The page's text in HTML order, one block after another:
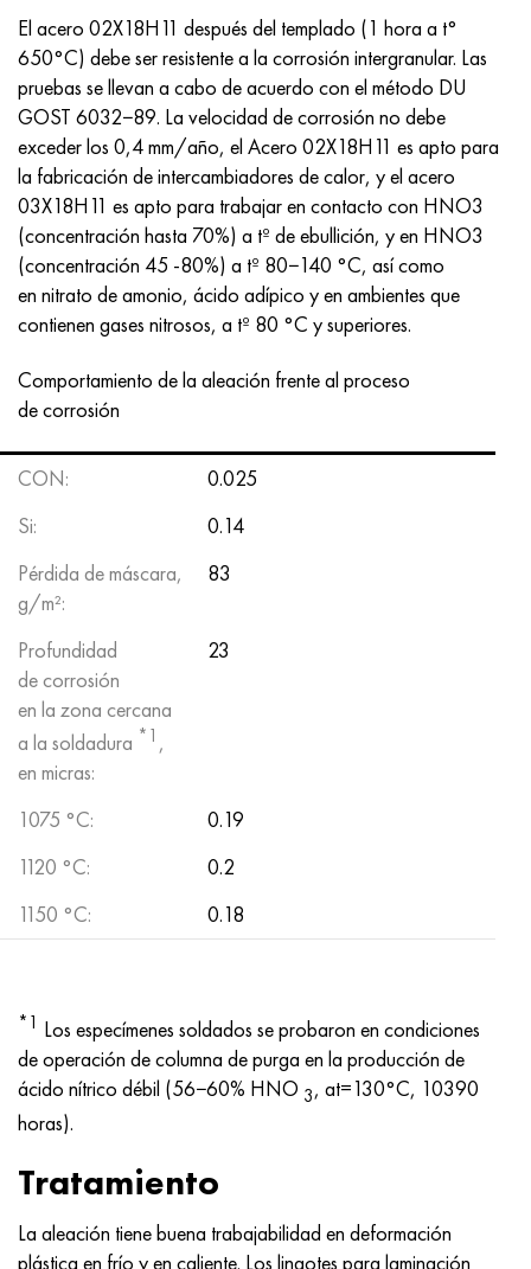
El acero 02X18H11 después del templado (1 hora a t°
650°C) debe ser resistente a la corrosión intergranular. Las
pruebas se llevan a cabo de acuerdo con el método DU
GOST 6032−89. La velocidad de corrosión no debe
exceder los 0,4 mm/año, el Acero 02X18H11 es apto para
la fabricación de intercambiadores de calor, y el acero
03X18H11 es apto para trabajar en contacto con HNO3
(concentración hasta 70%) a tº de ebullición, y en HNO3
(concentración 45 -80%) a tº 80−140 °С, así como
en nitrato de amonio, ácido adípico y en ambientes que
contienen gases nitrosos, a tº 80 °C y superiores.
Comportamiento de la aleación frente al proceso
de corrosión
CON:
0.025
Si:
0.14
Pérdida de máscara,
g/m²:
83
Profundidad
de corrosión
en la zona cercana
a la soldadura *1 ,
en micras:
23
1075 °C:
0.19
1120 °C:
0.2
1150 °C:
0.18
*1 Los especímenes soldados se probaron en condiciones
de operación de columna de purga en la producción de
ácido nítrico débil (56−60% HNO 3, at=130°С, 10390
horas).
Tratamiento
La aleación tiene buena trabajabilidad en deformación
plástica en frío y en caliente. Los lingotes para laminación